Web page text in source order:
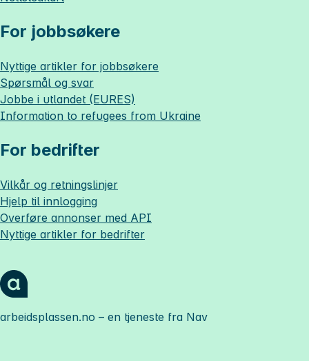
For jobbsøkere
Nyttige artikler for jobbsøkere
Spørsmål og svar
Jobbe i utlandet (EURES)
Information to refugees from Ukraine
For bedrifter
Vilkår og retningslinjer
Hjelp til innlogging
Overføre annonser med API
Nyttige artikler for bedrifter
arbeidsplassen.no – en tjeneste fra Nav